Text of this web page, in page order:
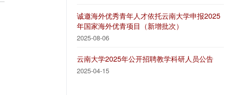
诚邀海外优秀青年人才依托云南大学申报2025
年国家海外优青项目（新增批次）
2025-08-06
云南大学2025年公开招聘教学科研人员公告
2025-04-15